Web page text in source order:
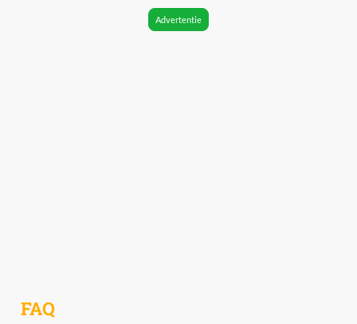
Advertentie
FAQ